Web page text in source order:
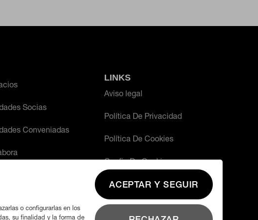
Socias
Conveniadas
LINKS
Aviso legal
Política De Privacidad
Política De Cookies
Config De Cookies
o configurarlas en los
su finalidad y la forma de
ACEPTAR Y SEGUIR